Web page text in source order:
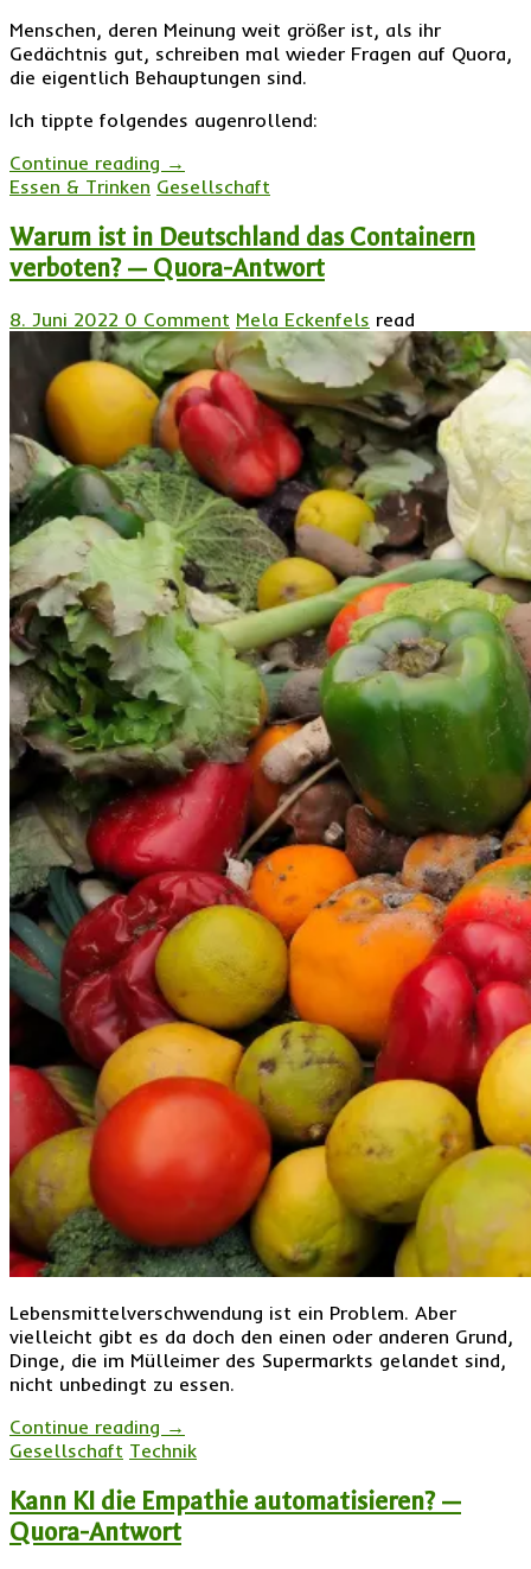
Menschen, deren Meinung weit größer ist, als ihr
Gedächtnis gut, schreiben mal wieder Fragen auf Quora,
die eigentlich Behauptungen sind.
Ich tippte folgendes augenrollend:
Continue reading →
Essen & Trinken Gesellschaft
Warum ist in Deutschland das Containern
verboten? — Quora-Antwort
8. Juni 2022 0 Comment Mela Eckenfels read
Lebensmittelverschwendung ist ein Problem. Aber
vielleicht gibt es da doch den einen oder anderen Grund,
Dinge, die im Mülleimer des Supermarkts gelandet sind,
nicht unbedingt zu essen.
Continue reading →
Gesellschaft Technik
Kann KI die Empathie automatisieren? —
Quora-Antwort